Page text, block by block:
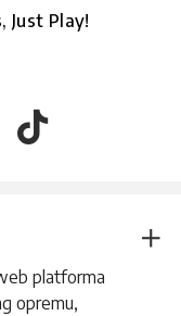
Just Play!
platforma
opremu,